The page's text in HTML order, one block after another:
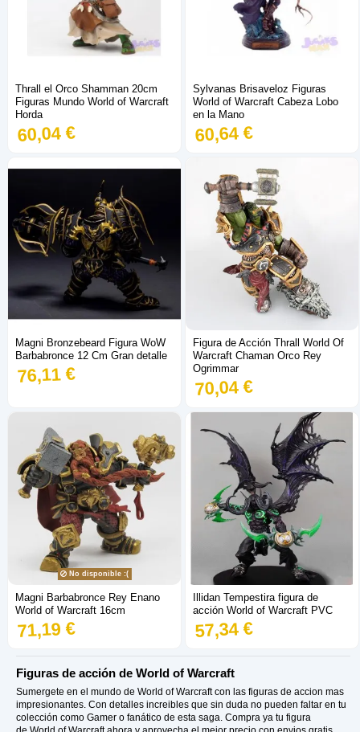
Thrall el Orco Shamman 20cm
Figuras Mundo World of Warcraft
Horda
60,04 €
Sylvanas Brisaveloz Figuras
World of Warcraft Cabeza Lobo
en la Mano
60,64 €
Magni Bronzebeard Figura WoW
Barbabronce 12 Cm Gran detalle
76,11 €
Figura de Acción Thrall World Of
Warcraft Chaman Orco Rey
Ogrimmar
70,04 €
No disponible :(
Magni Barbabronce Rey Enano
World of Warcraft 16cm
71,19 €
Illidan Tempestira figura de
acción World of Warcraft PVC
57,34 €
Figuras de acción de World of Warcraft
Sumergete en el mundo de World of Warcraft con las figuras de accion mas
impresionantes. Con detalles increibles que sin duda no pueden faltar en tu
colección como Gamer o fanático de esta saga. Compra ya tu figura